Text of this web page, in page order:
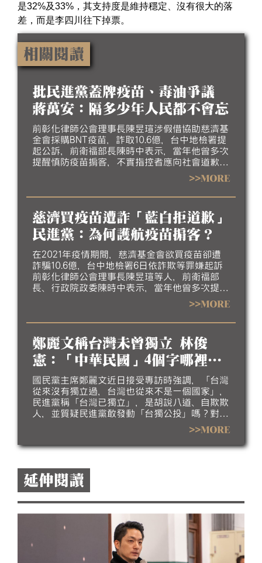
是32%及33%，其支持度是維持穩定、沒有很大的落
差，而是李四川往下掉票。
相關閱讀
批民進黨蓋牌疫苗、毒油爭議
蔣萬安：隔多少年人民都不會忘
前彰化律師公會理事長陳昱瑄涉假借協助慈濟基
金會採購BNT疫苗，詐取10.6億，台中地檢署提
起公訴，前衛福部長陳時中表示，當年他曾多次
提醒慎防疫苗掮客，不實指控者應向社會道歉，
台北市長蔣萬安則拒絕，指若政府能採購足夠疫
苗，民團就不需集資採購。對此，蔣萬安今
（10）日再批，民進黨就是要人民忘記他們的不
都不會忘記。
>>MORE
慈濟買疫苗遭詐「藍白拒道歉」
民進黨：為何護航疫苗掮客？
在2021年疫情期間，慈濟基金會欲買疫苗卻遭
詐騙10.6億，台中地檢署6日依詐欺等罪嫌起訴
前彰化律師公會理事長陳昱瑄等人，前衛福部
長、行政院政委陳時中表示，當年他曾多次提醒
慎防疫苗掮客，不實指控者應向社會道歉，引起
台北市長蔣萬安、國民黨立委柯志恩、民眾黨前
主席柯文哲反擊。對此，民進黨發言人吳崢今
嗎？為何要護航疫苗掮客？並強調，當年這些為
了政治利益噴口水的政客，應該付出相應的政治
代價。
>>MORE
鄭麗文稱台灣未曾獨立 林俊
憲：「中華民國」4個字哪裡看
不懂？
國民黨主席鄭麗文近日接受專訪時強調，「台灣
從來沒有獨立過，台灣也從來不是一個國家」，
民進黨稱「台灣已獨立」，是胡說八道、自欺欺
人，並質疑民進黨敢發動「台獨公投」嗎？對
此，民進黨立委林俊憲反問，他倒是想請教，鄭
麗文手上那本護照，上面寫的是「中華人民共和
國」嗎，「中華民國」這四個字哪裡看不懂，還
>>MORE
延伸閱讀